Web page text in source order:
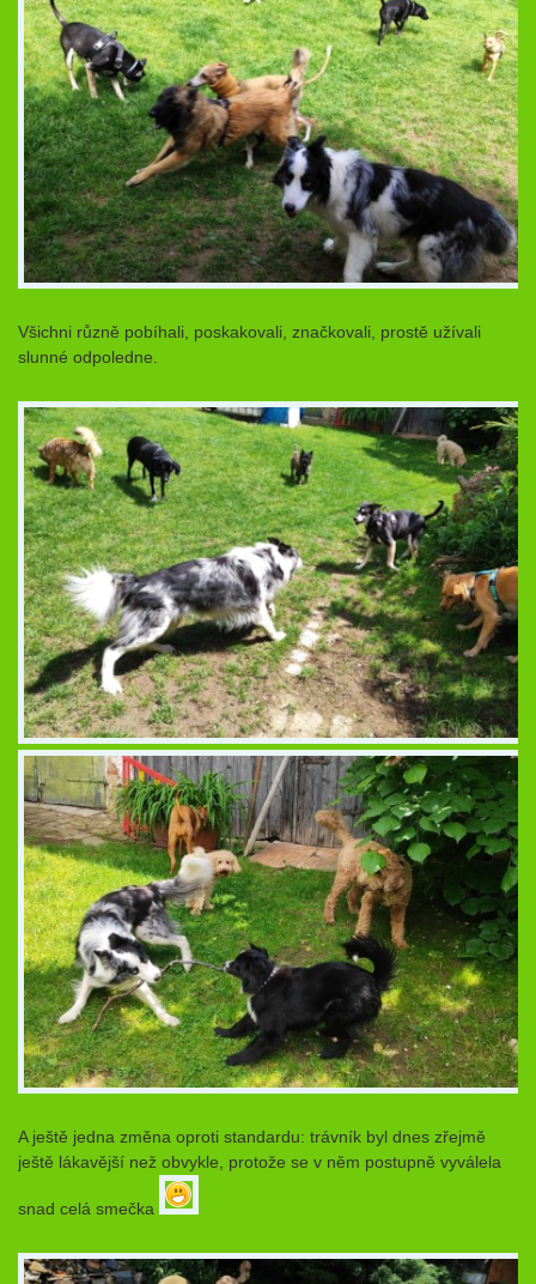
Všichni různě pobíhali, poskakovali, značkovali, prostě užívali
slunné odpoledne.
A ještě jedna změna oproti standardu: trávník byl dnes zřejmě
ještě lákavější než obvykle, protože se v něm postupně vyválela
snad celá smečka